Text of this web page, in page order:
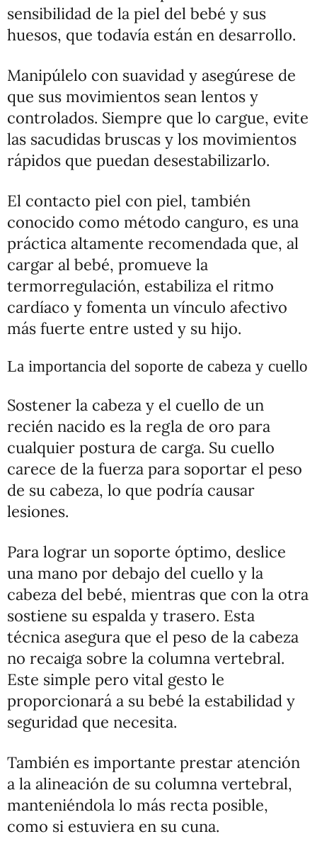
sensibilidad de la piel del bebé y sus
huesos, que todavía están en desarrollo.
Manipúlelo con suavidad y asegúrese de
que sus movimientos sean lentos y
controlados. Siempre que lo cargue, evite
las sacudidas bruscas y los movimientos
rápidos que puedan desestabilizarlo.
El contacto piel con piel, también
conocido como método canguro, es una
práctica altamente recomendada que, al
cargar al bebé, promueve la
termorregulación, estabiliza el ritmo
cardíaco y fomenta un vínculo afectivo
más fuerte entre usted y su hijo.
La importancia del soporte de cabeza y cuello
Sostener la cabeza y el cuello de un
recién nacido es la regla de oro para
cualquier postura de carga. Su cuello
carece de la fuerza para soportar el peso
de su cabeza, lo que podría causar
lesiones.
Para lograr un soporte óptimo, deslice
una mano por debajo del cuello y la
cabeza del bebé, mientras que con la otra
sostiene su espalda y trasero. Esta
técnica asegura que el peso de la cabeza
no recaiga sobre la columna vertebral.
Este simple pero vital gesto le
proporcionará a su bebé la estabilidad y
seguridad que necesita.
También es importante prestar atención
a la alineación de su columna vertebral,
manteniéndola lo más recta posible,
como si estuviera en su cuna.